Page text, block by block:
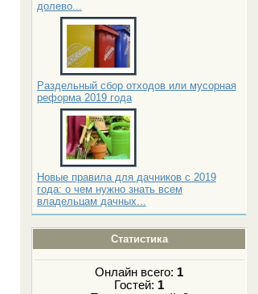
долево...
Раздельный сбор отходов или мусорная
реформа 2019 года
Новые правила для дачников с 2019
года: о чем нужно знать всем
владельцам дачных...
Статистика
Онлайн всего: 1
Гостей: 1